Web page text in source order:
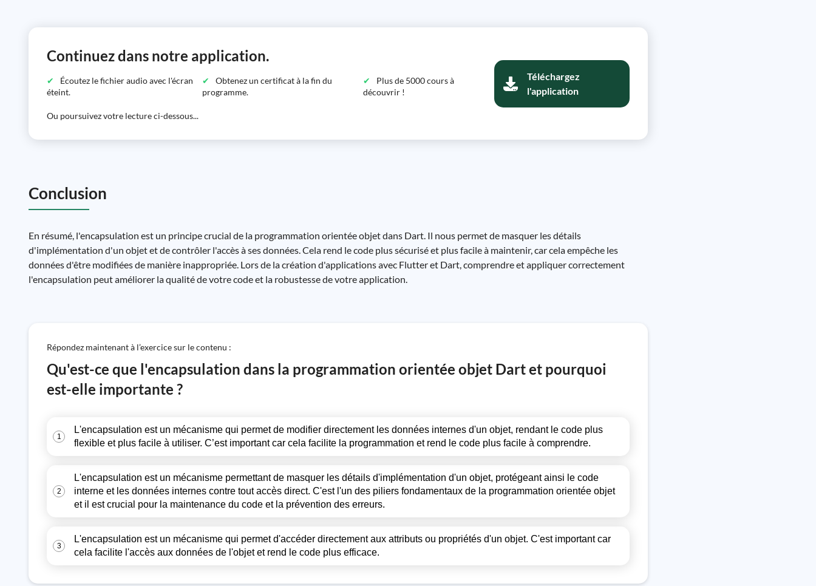
Continuez dans notre application.
Écoutez le fichier audio avec l'écran
éteint.
Obtenez un certificat à la fin du
programme.
Plus de 5000 cours à
découvrir !
Ou poursuivez votre lecture ci-dessous...
Téléchargez
l'application
Conclusion
En résumé, l'encapsulation est un principe crucial de la programmation orientée objet dans Dart. Il nous permet de masquer les détails
d'implémentation d'un objet et de contrôler l'accès à ses données. Cela rend le code plus sécurisé et plus facile à maintenir, car cela empêche les
données d'être modifiées de manière inappropriée. Lors de la création d'applications avec Flutter et Dart, comprendre et appliquer correctement
l'encapsulation peut améliorer la qualité de votre code et la robustesse de votre application.
Répondez maintenant à l’exercice sur le contenu :
Qu'est-ce que l'encapsulation dans la programmation orientée objet Dart et pourquoi
est-elle importante ?
1
L'encapsulation est un mécanisme qui permet de modifier directement les données internes d'un objet, rendant le code plus
flexible et plus facile à utiliser. C’est important car cela facilite la programmation et rend le code plus facile à comprendre.
2
L'encapsulation est un mécanisme permettant de masquer les détails d'implémentation d'un objet, protégeant ainsi le code
interne et les données internes contre tout accès direct. C'est l'un des piliers fondamentaux de la programmation orientée objet
et il est crucial pour la maintenance du code et la prévention des erreurs.
3
L'encapsulation est un mécanisme qui permet d'accéder directement aux attributs ou propriétés d'un objet. C'est important car
cela facilite l'accès aux données de l'objet et rend le code plus efficace.